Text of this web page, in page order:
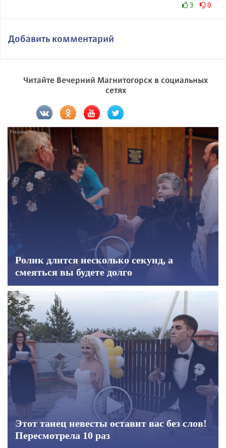
3 0
Добавить комментарий
Читайте Вечерний Магнитогорск в социальных
сетях
Ролик длится несколько секунд, а
смеяться вы будете долго
Этот танец невесты оставит вас без слов!
Пересмотрела 10 раз